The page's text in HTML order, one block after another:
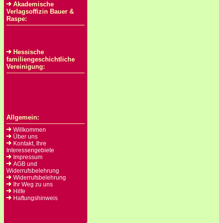
Akademische
Verlagsoffizin Bauer &
Raspe:
Hessische
familiengeschichtliche
Vereinigung:
Allgemein:
Willkommen
Über uns
Kontakt, Ihre
Interessengebiete
Impressum
AGB und
Widerrufsbelehrung
Widerrufsbelehrung
Ihr Weg zu uns
Hilfe
Haftungshinweis